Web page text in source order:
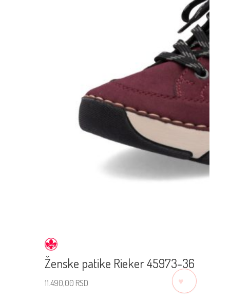
Ženske patike Rieker 45973-36
11.490,00 RSD